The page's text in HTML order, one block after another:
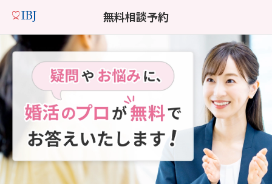
無料相談予約